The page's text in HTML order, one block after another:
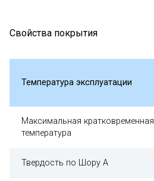
Свойства покрытия
Температура эксплуатации
Максимальная кратковременная
температура
Твердость по Шору А